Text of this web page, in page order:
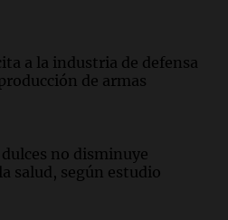
a la industria de defensa
de armas
no disminuye
salud, según estudio